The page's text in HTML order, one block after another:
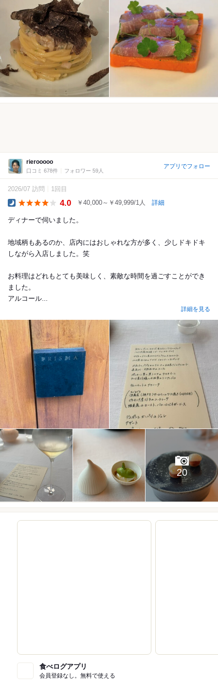
rierooooo
口コミ 678件 フォロワー 59人
アプリでフォロー
2026/07 訪問 1回目
4.0 ￥40,000～￥49,999/1人 詳細
ディナーで伺いました。
地域柄もあるのか、店内にはおしゃれな方が多く、少しドキドキ
しながら入店しました。笑
お料理はどれもとても美味しく、素敵な時間を過ごすことができ
ました。
アルコール...
詳細を見る
20
食べログアプリ
会員登録なし。無料で使える